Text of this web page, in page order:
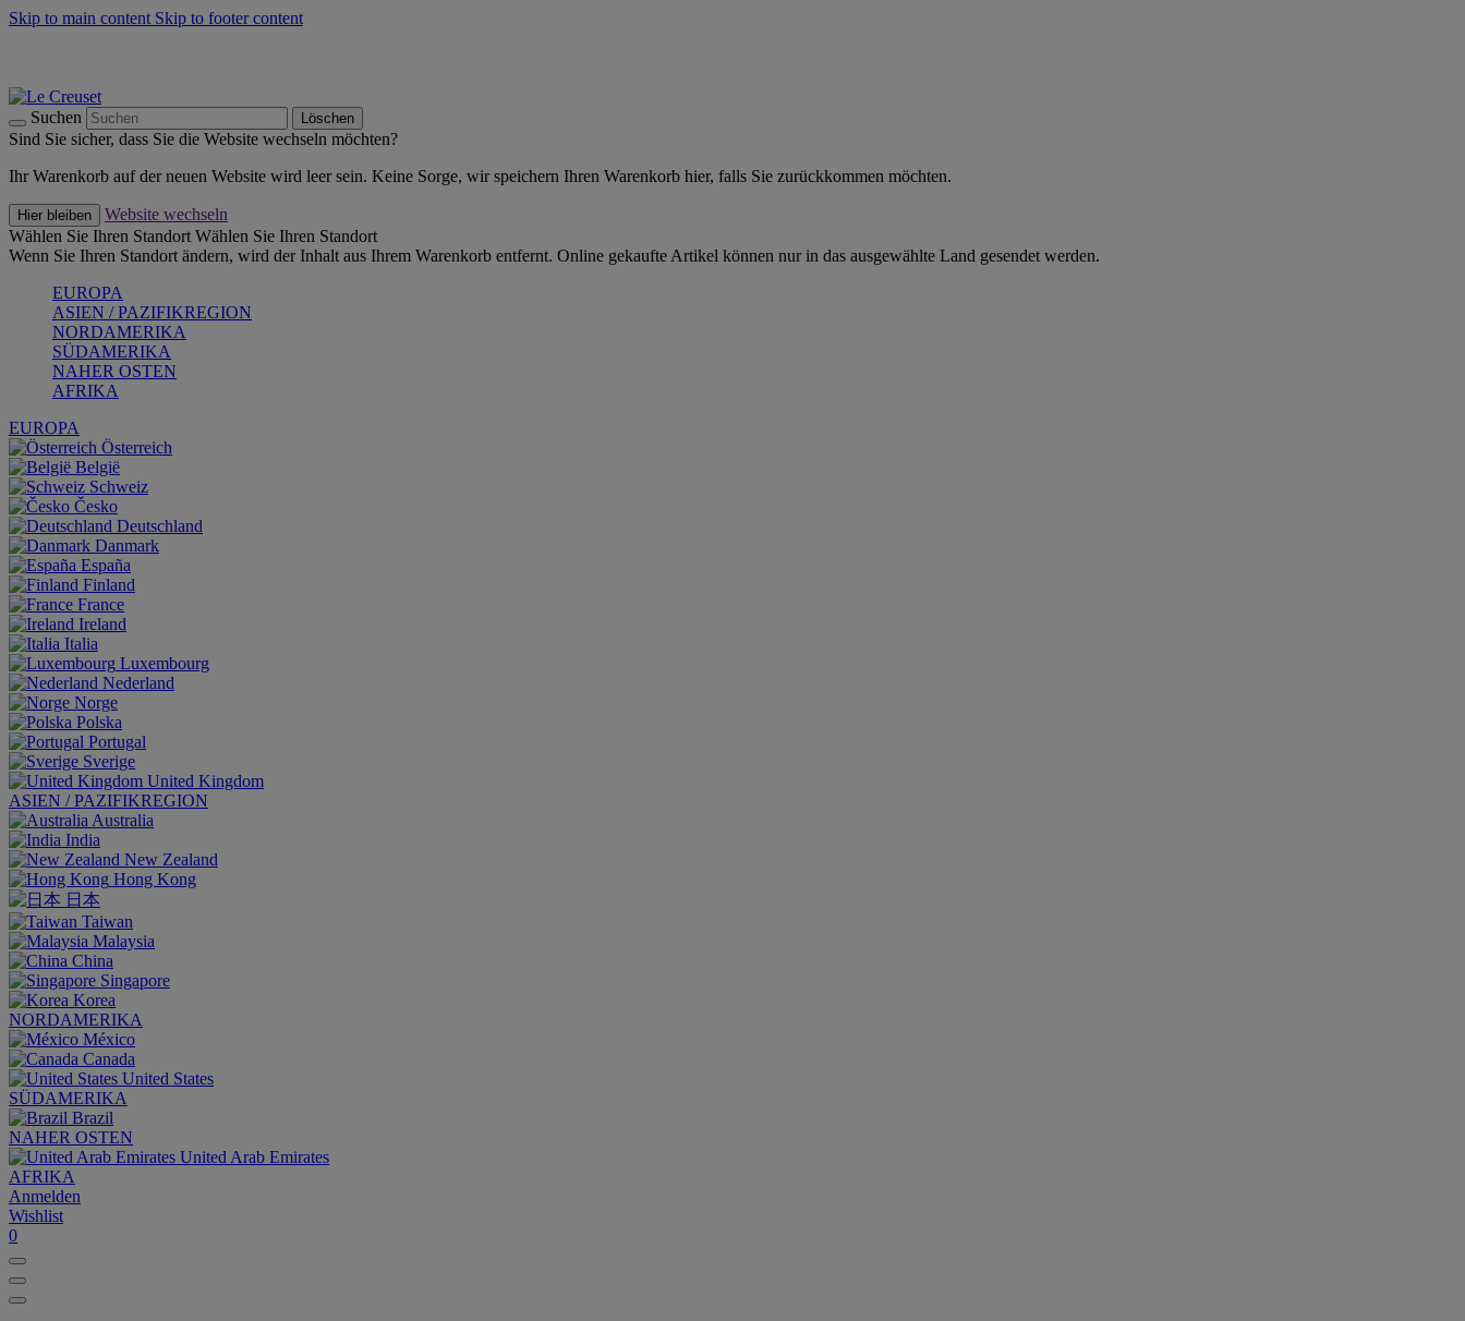
Skip to main content Skip to footer content
Suchen Löschen
Sind Sie sicher, dass Sie die Website wechseln möchten?
Ihr Warenkorb auf der neuen Website wird leer sein. Keine Sorge, wir speichern Ihren Warenkorb hier, falls Sie zurückkommen möchten.
Hier bleiben
Website wechseln
Wählen Sie Ihren Standort Wählen Sie Ihren Standort
Wenn Sie Ihren Standort ändern, wird der Inhalt aus Ihrem Warenkorb entfernt. Online gekaufte Artikel können nur in das ausgewählte Land gesendet werden.
EUROPA
ASIEN / PAZIFIKREGION
NORDAMERIKA
SÜDAMERIKA
NAHER OSTEN
AFRIKA
EUROPA
Österreich
België
Schweiz
Česko
Deutschland
Danmark
España
Finland
France
Ireland
Italia
Luxembourg
Nederland
Norge
Polska
Portugal
Sverige
United Kingdom
ASIEN / PAZIFIKREGION
Australia
India
New Zealand
Hong Kong
日本
Taiwan
Malaysia
China
Singapore
Korea
NORDAMERIKA
México
Canada
United States
SÜDAMERIKA
Brazil
NAHER OSTEN
United Arab Emirates
AFRIKA
Anmelden
Wishlist
0